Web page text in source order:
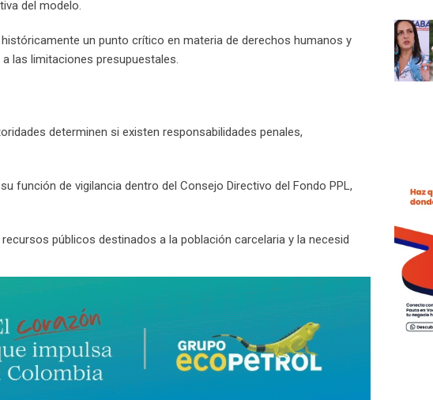
del modelo.
un punto crítico en materia de derechos humanos y
las limitaciones presupuestales.
determinen si existen responsabilidades penales,
función de vigilancia dentro del Consejo Directivo del Fondo PPL,
públicos destinados a la población carcelaria y la necesid